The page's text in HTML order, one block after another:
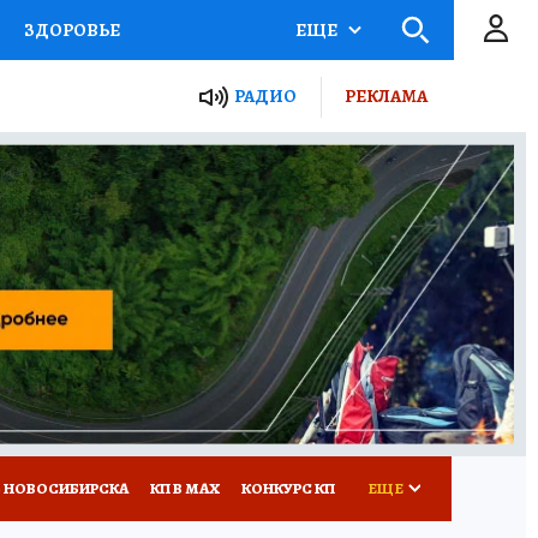
ЗДОРОВЬЕ
Я ЗНАЮ СЕМЬЯ
СЕРИАЛЫ
ВСЕ О КП РАДИО КП
ЕЩЕ
РАДИО РЕКЛАМА
КП В МАХ КОНКУРС КП ЕЩЕ